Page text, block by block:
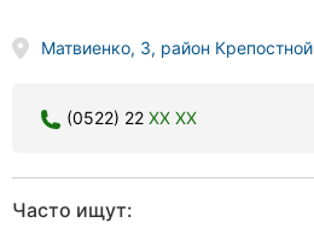
Матвиенко, 3, район Крепостной
(0522) 22 XX XX
Часто ищут: